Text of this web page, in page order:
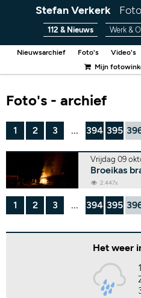
Stefan Verkerk
112 & Nieuws Werk &
Nieuwsarchief Foto's Video's
Mijn
Foto's - archief
1 2 3 ... 394 395
Vrijdag 09
Broeikas
2.447x
1 2 3 ... 394 395
Het weer